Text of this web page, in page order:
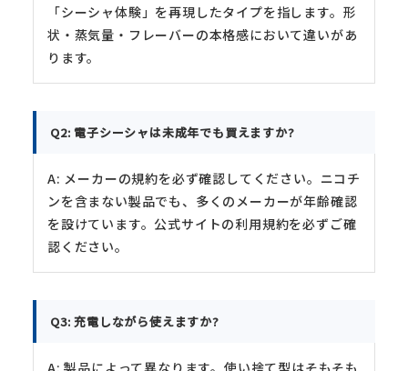
「シーシャ体験」を再現したタイプを指します。形
状・蒸気量・フレーバーの本格感において違いがあ
ります。
Q2: 電子シーシャは未成年でも買えますか?
A: メーカーの規約を必ず確認してください。ニコチ
ンを含まない製品でも、多くのメーカーが年齢確認
を設けています。公式サイトの利用規約を必ずご確
認ください。
Q3: 充電しながら使えますか?
A: 製品によって異なります。使い捨て型はそもそも